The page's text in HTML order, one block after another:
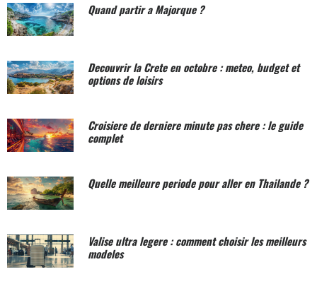
Quand partir a Majorque ?
Decouvrir la Crete en octobre : meteo, budget et
options de loisirs
Croisiere de derniere minute pas chere : le guide
complet
Quelle meilleure periode pour aller en Thailande ?
Valise ultra legere : comment choisir les meilleurs
modeles